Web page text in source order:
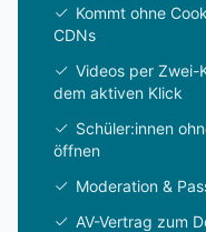
Kommt ohne
CDNs
Videos per Zwei-
dem aktiven Klick
Schüler:innen
öffnen
Moderation &
AV-Vertrag zum